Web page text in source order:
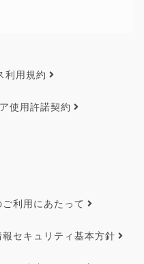
利用規約
使用許諾契約
利用にあたって
報セキュリティ基本方針